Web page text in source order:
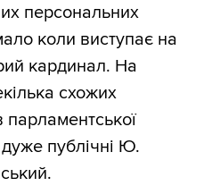
персональних
коли виступає на
кардинал. На
схожих
парламентської
публічні Ю.